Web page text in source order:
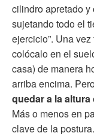
cilindro apretado y
sujetando todo el
ejercicio”. Una
colócalo en el
casa) de manera
arriba encima.
quedar a la
Más o menos en
clave de la postura.